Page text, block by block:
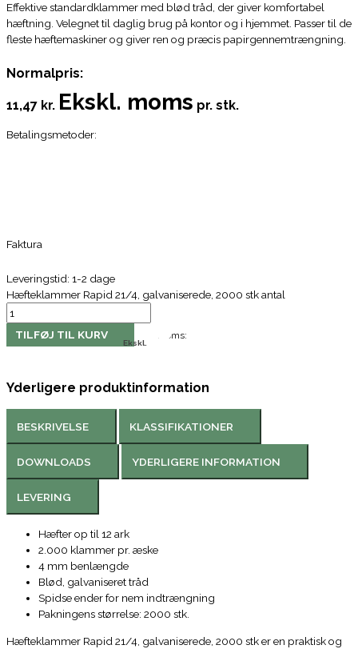
Effektive standardklammer med blød tråd, der giver komfortabel
hæftning. Velegnet til daglig brug på kontor og i hjemmet. Passer til de
fleste hæftemaskiner og giver ren og præcis papirgennemtrængning.
Normalpris:
11,47 kr. Ekskl. moms pr. stk.
Betalingsmetoder:
Faktura
Leveringstid: 1-2 dage
Hæfteklammer Rapid 21/4, galvaniserede, 2000 stk antal
TILFØJ TIL KURV Moms:
Ekskl.
Yderligere produktinformation
BESKRIVELSE KLASSIFIKATIONER
DOWNLOADS YDERLIGERE INFORMATION
LEVERING
Hæfter op til 12 ark
2.000 klammer pr. æske
4 mm benlængde
Blød, galvaniseret tråd
Spidse ender for nem indtrængning
Pakningens størrelse: 2000 stk.
Hæfteklammer Rapid 21/4, galvaniserede, 2000 stk er en praktisk og